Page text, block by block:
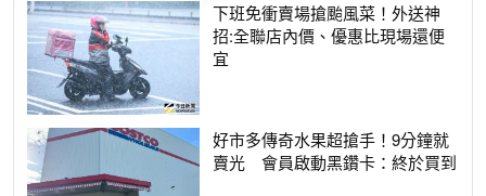
下班免衝賣場搶颱風菜！外送神
招:全聯店內價、優惠比現場還便
宜
好市多傳奇水果超搶手！9分鐘就
賣光 會員啟動黑鑽卡：終於買到